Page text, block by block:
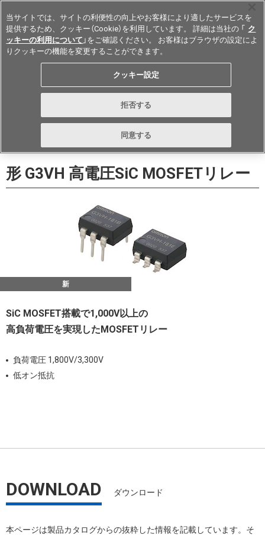
Japan
お問い合わせ
形 G3VH 高電圧SiC MOSFETリレー
新
SiC MOSFET搭載で1,000V以上の
高負荷電圧を実現したMOSFETリレー
負荷電圧 1,800V/3,300V
低オン抵抗
DOWNLOAD ダウンロード
本ページは製品カタログからの抜粋した情報を記載しています。そ
当サイトでは、サイトの利便性の向上やお客様により適したサービスを
提供するため、クッキー（Cookie）を利用しています。 詳細は当社の 「 ク
ッキーの利用について 」をご確認ください。 お客様はブラウザの設定によ
りクッキーの機能を変更することができます。
クッキー設定
拒否する
同意する